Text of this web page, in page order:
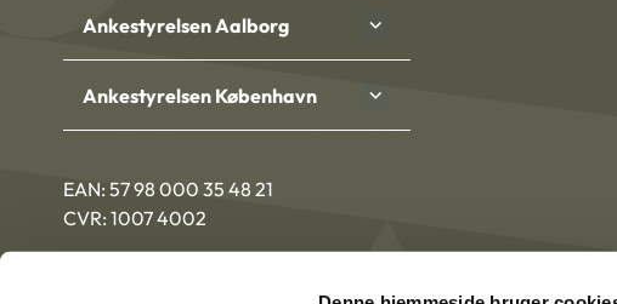
Ankestyrelsen Aalborg
Ankestyrelsen København
EAN: 57 98 000 35 48 21
CVR: 1007 4002